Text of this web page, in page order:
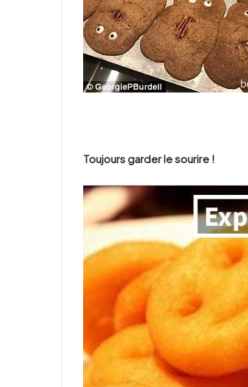
Toujours garder le sourire !